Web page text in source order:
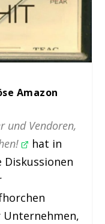
Amazon
und Vendoren,
hat in
Diskussionen
Unternehmen,